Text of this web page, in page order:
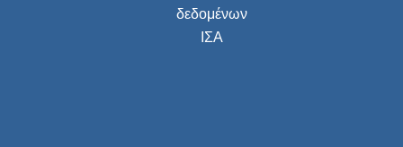
δεδομένων
ΙΣΑ